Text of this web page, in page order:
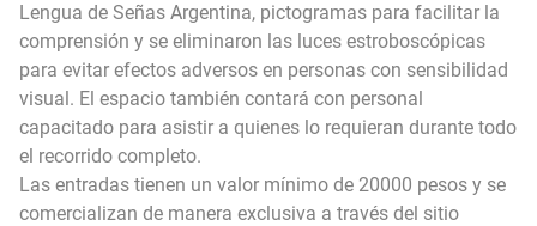
Lengua de Señas Argentina, pictogramas para facilitar la
comprensión y se eliminaron las luces estroboscópicas
para evitar efectos adversos en personas con sensibilidad
visual. El espacio también contará con personal
capacitado para asistir a quienes lo requieran durante todo
el recorrido completo.
Las entradas tienen un valor mínimo de 20000 pesos y se
comercializan de manera exclusiva a través del sitio